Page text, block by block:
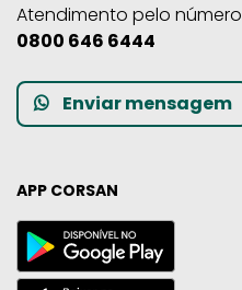
Atendimento pelo número
0800 646 6444
Enviar mensagem
APP CORSAN